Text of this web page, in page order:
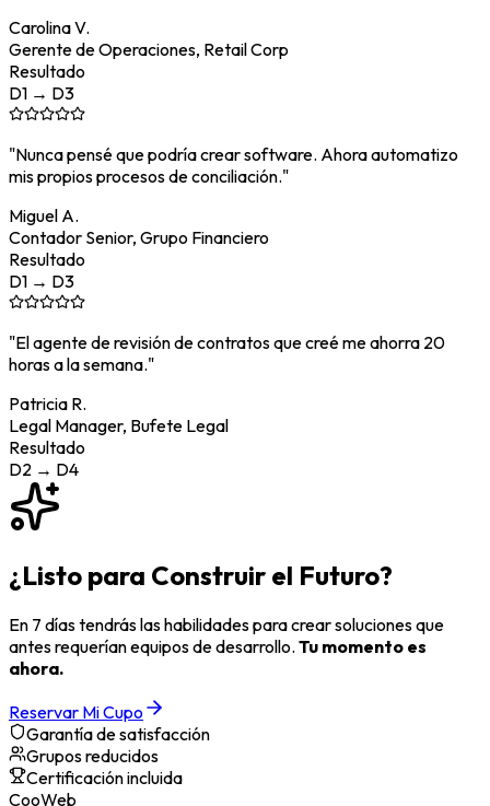
Carolina V.
Gerente de Operaciones, Retail Corp
Resultado
D1 → D3
"Nunca pensé que podría crear software. Ahora automatizo
mis propios procesos de conciliación."
Miguel A.
Contador Senior, Grupo Financiero
Resultado
D1 → D3
"El agente de revisión de contratos que creé me ahorra 20
horas a la semana."
Patricia R.
Legal Manager, Bufete Legal
Resultado
D2 → D4
¿Listo para Construir el Futuro?
En 7 días tendrás las habilidades para crear soluciones que
antes requerían equipos de desarrollo. Tu momento es
ahora.
Reservar Mi Cupo
Garantía de satisfacción
Grupos reducidos
Certificación incluida
CooWeb